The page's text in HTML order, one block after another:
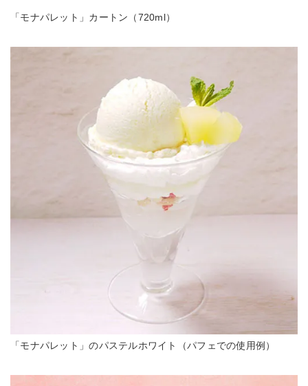
「モナパレット」カートン（720ml）
「モナパレット」のパステルホワイト（パフェでの使用例）